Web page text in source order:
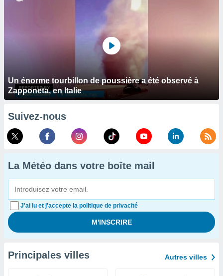
Un énorme tourbillon de poussière a été observé à
Zapponeta, en Italie
Suivez-nous
La Météo dans votre boîte mail
J'ai lu et j'accepte la politique de privacité
Principales villes Autres villes